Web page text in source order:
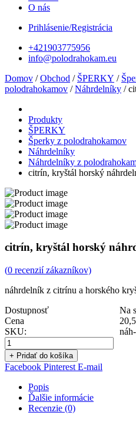
O nás
Prihlásenie/Registrácia
+421903775956
info@polodrahokam.eu
Domov /Obchod / ŠPERKY /
polodrahokamov /Náhrdelníky /
Produkty
ŠPERKY
Šperky z polodrahokamov
Náhrdelníky
Náhrdelníky z
citrín, kryštál horský
citrín, kryštál horský
(0 recenzií zákazníkov)
náhrdelník z citrínu a horského
Dostupnosť
Na
Cena
SKU:
+ Pridať do košíka
Facebook Pinterest E-mail
Popis
Ďalšie informácie
Recenzie (0)